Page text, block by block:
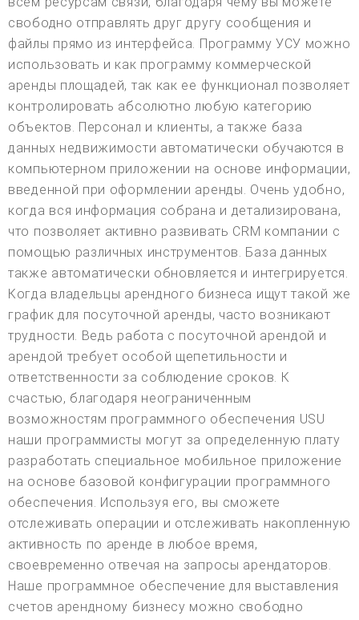
свободно отправлять друг другу сообщения и
файлы прямо из интерфейса. Программу УСУ можно
использовать и как программу коммерческой
аренды площадей, так как ее функционал позволяет
контролировать абсолютно любую категорию
объектов. Персонал и клиенты, а также база
данных недвижимости автоматически обучаются в
компьютерном приложении на основе информации,
введенной при оформлении аренды. Очень удобно,
когда вся информация собрана и детализирована,
что позволяет активно развивать CRM компании с
помощью различных инструментов. База данных
также автоматически обновляется и интегрируется.
Когда владельцы арендного бизнеса ищут такой же
график для посуточной аренды, часто возникают
трудности. Ведь работа с посуточной арендой и
арендой требует особой щепетильности и
ответственности за соблюдение сроков. К
счастью, благодаря неограниченным
возможностям программного обеспечения USU
наши программисты могут за определенную плату
разработать специальное мобильное приложение
на основе базовой конфигурации программного
обеспечения. Используя его, вы сможете
отслеживать операции и отслеживать накопленную
активность по аренде в любое время,
своевременно отвечая на запросы арендаторов.
Наше программное обеспечение для выставления
счетов арендному бизнесу можно свободно